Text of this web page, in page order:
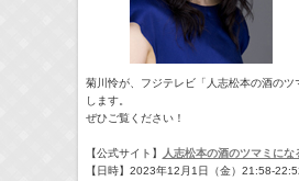
> More
菊川怜が、フジテレビ「人志松本の酒のツ
します。
ぜひご覧ください！
【公式サイト】
人志松本の酒のツマミにな
【日時】2023年12月1日（金）21:58-